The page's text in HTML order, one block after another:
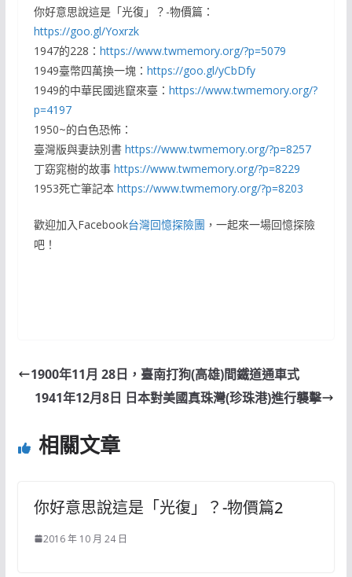
你好意思說這是「光復」？-物價篇：
https://goo.gl/Yoxrzk
1947的228： https://www.twmemory.org/?p=5079
1949臺幣四萬換一塊： https://goo.gl/yCbDfy
1949的中華民國逃竄來臺： https://www.twmemory.org/?
p=4197
1950~的白色恐怖：
臺灣版與妻訣別書 https://www.twmemory.org/?p=8257
丁窈窕樹的故事 https://www.twmemory.org/?p=8229
1953死亡筆記本 https://www.twmemory.org/?p=8203
歡迎加入Facebook台灣回憶探險團 ，一起來一場回憶探險
吧！
1900年11月 28日，臺南打狗(高雄)間鐵道通車式
1941年12月8日 日本對美國真珠灣(珍珠港)進行襲擊
相關文章
你好意思說這是「光復」？-物價篇2
2016 年 10 月 24 日